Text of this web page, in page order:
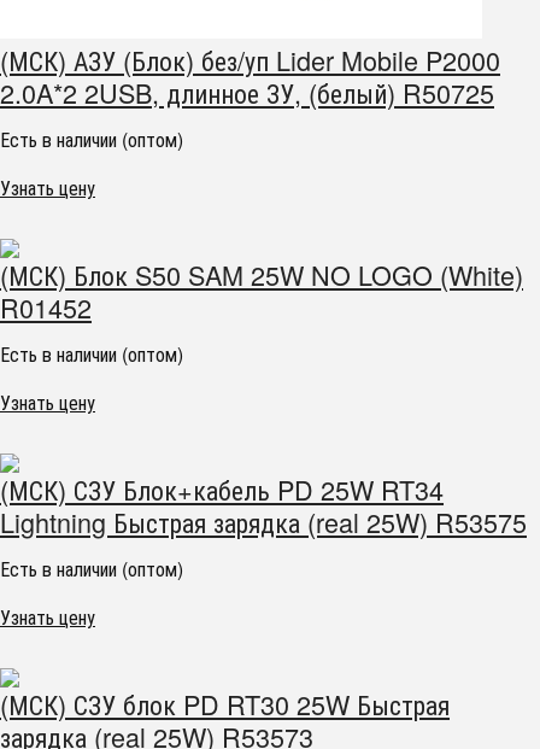
(МСК) АЗУ (Блок) без/уп Lider Mobile P2000
2.0A*2 2USB, длинное ЗУ, (белый) R50725
Есть в наличии (оптом)
Узнать цену
(МСК) Блок S50 SAM 25W NO LOGO (White)
R01452
Есть в наличии (оптом)
Узнать цену
(МСК) СЗУ Блок+кабель PD 25W RT34
Lightning Быстрая зарядка (real 25W) R53575
Есть в наличии (оптом)
Узнать цену
(МСК) СЗУ блок PD RT30 25W Быстрая
зарядка (real 25W) R53573